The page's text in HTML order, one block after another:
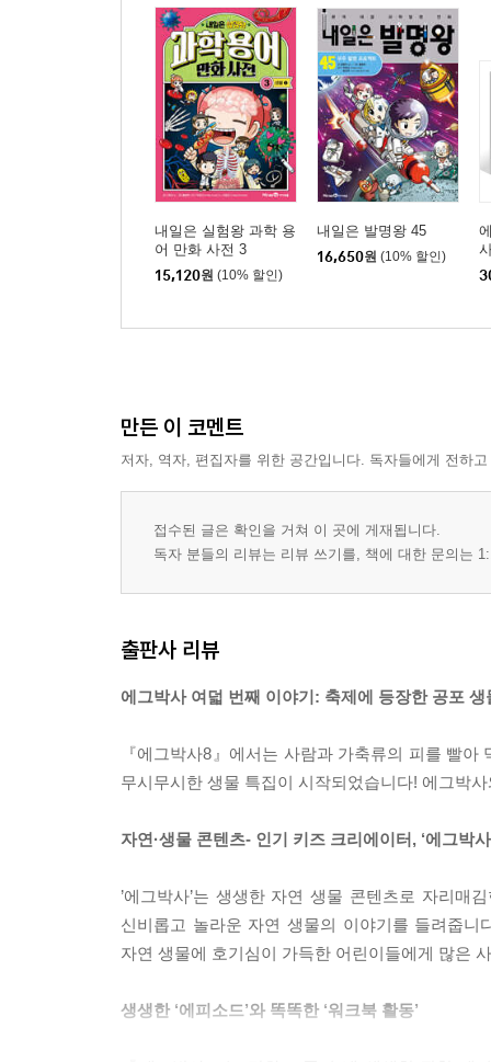
내일은 실험왕 과학 용
어 만화 사전 3
15,120원 (10% 할인)
내일은 발명왕 45
16,650원 (10% 할인)
만든 이 코멘트
저자, 역자, 편집자를 위한 공간입니다. 독자들에게 전하
접수된 글은 확인을 거쳐 이 곳에 게재됩니다.
독자 분들의 리뷰는 리뷰 쓰기를, 책에 대한 문의는
출판사 리뷰
에그박사 여덟 번째 이야기: 축제에 등장한 공포
『에그박사8』에서는 사람과 가축류의 피를 빨
무시무시한 생물 특집이 시작되었습니다! 에그박
자연·생물 콘텐츠- 인기 키즈 크리에이터, ‘에그박사
’에그박사’는 생생한 자연 생물 콘텐츠로 자리
신비롭고 놀라운 자연 생물의 이야기를 들려줍
자연 생물에 호기심이 가득한 어린이들에게 많은
생생한 ‘에피소드’와 똑똑한 ‘워크북 활동’